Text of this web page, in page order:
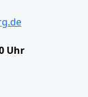
Uhr